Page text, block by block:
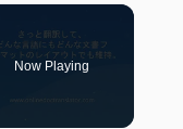
Now Playing